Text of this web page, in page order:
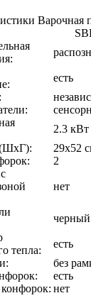
Варочная
есть
2.3 кВт
29х52
2
нет
черный
тепла:
есть
без
есть
нет